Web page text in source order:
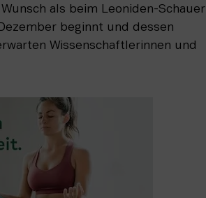
als beim Leoniden-Schauer
beginnt und dessen
Wissenschaftlerinnen und